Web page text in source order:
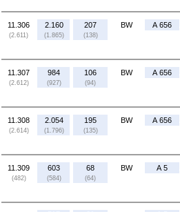
11.306
(2.611)
2.160
(1.865)
207
(138)
BW A 656
11.307
(2.612)
984
(927)
106
(94)
BW A 656
11.308
(2.614)
2.054
(1.796)
195
(135)
BW A 656
11.309
(482)
603
(584)
68
(64)
BW A 5